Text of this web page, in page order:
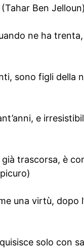
Ben Jelloun)
ne ha
sono figli della
e
trascorsa, è
una virtù, dopo
solo con